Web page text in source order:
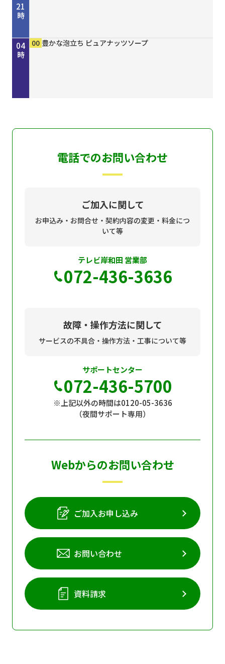
21
時
22
時
23
時
00
時
01
時
02
時
03
時
04
時
45 歴史街道 ＃４４８ 丹波と京を結んだ“川の街
00 考えよう「平和」２０２６ “最後の１人を殺すま
50 しまねＦｕｔｕｒｅ２０３０
00 ［再］ミルっく ８月７日（金）放送分
00 ホトケ女史のぶらりまいり 「郡山八幡神社」編
15 歴史街道 ＃４４８ 丹波と京を結んだ“川の街
30 Ｄａｙ Ｔｒｉｐｐｅｒ ＃７９
45 ＧＯ！ＧＯ！関ガールＮＥＸＴ
00 MAHARA MODERN エスニックファッション
00 豊かな泡立ち ピュアナッツソープ
00 豊かな泡立ち ピュアナッツソープ
00 豊かな泡立ち ピュアナッツソープ
電話でのお問い合わせ
ご加入に関して
お申込み・お問合せ・契約内容の変更・料金につ
いて等
テレビ岸和田 営業部
072-436-3636
故障・操作方法に関して
サービスの不具合・操作方法・工事について等
サポートセンター
072-436-5700
※上記以外の時間は0120-05-3636
（夜間サポート専用）
Webからのお問い合わせ
ご加入お申し込み
お問い合わせ
資料請求